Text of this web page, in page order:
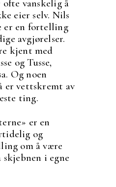
vanskelig å
eier selv. Nils
er en fortelling
avgjørelser.
kjent med
og Tusse,
Og noen
er vettskremt av
ting.
er en
og
om å være
i egne